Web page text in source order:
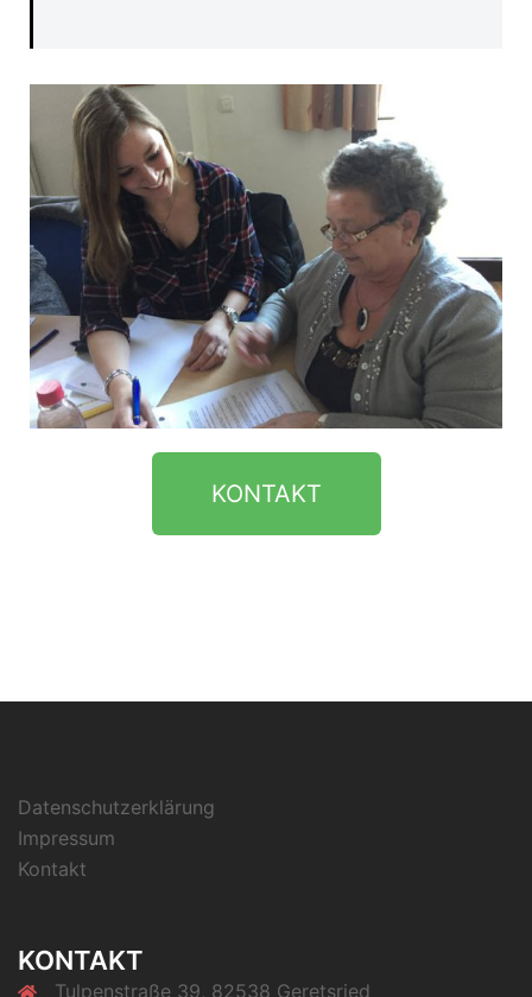
KONTAKT
Datenschutzerklärung
Impressum
Kontakt
KONTAKT
Tulpenstraße 39, 82538 Geretsried